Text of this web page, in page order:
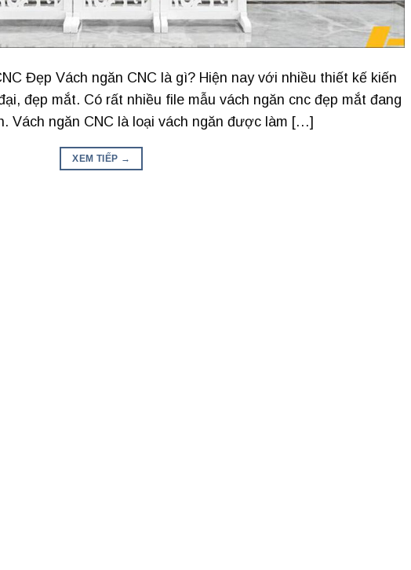
Đẹp Vách ngăn CNC là gì? Hiện nay với nhiều thiết kế kiến
đẹp mắt. Có rất nhiều file mẫu vách ngăn cnc đẹp mắt đang
Vách ngăn CNC là loại vách ngăn được làm […]
XEM TIẾP →